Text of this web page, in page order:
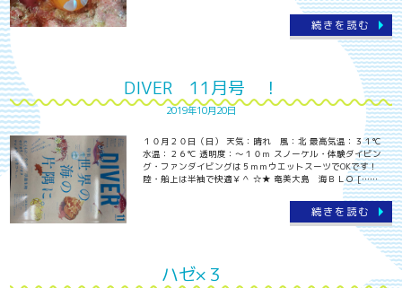
続きを読む
DIVER 11月号 ！
2019年10月20日
１０月２０日（日） 天気：晴れ 風：北 最高気温：３１℃
水温：２６℃ 透明度：～１０ｍ スノーケル・体験ダイビン
グ・ファンダイビングは５ｍｍウエットスーツでOKです！
陸・船上は半袖で快適￥＾ ☆★ 奄美大島 海ＢＬＯ [……
続きを読む
ハゼ×３